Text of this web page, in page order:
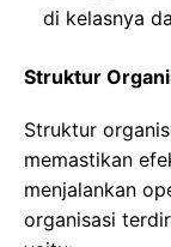
di kelasnya
Struktur
Struktur
memastikan
menjalankan
organisasi